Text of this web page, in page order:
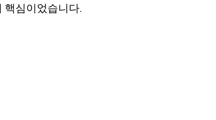
핵심이었습니다.